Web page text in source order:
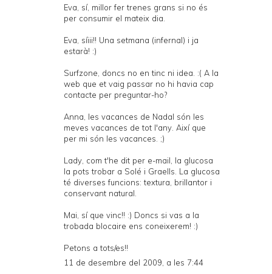
Eva, sí, millor fer trenes grans si no és
per consumir el mateix dia.
Eva, síiii!! Una setmana (infernal) i ja
estarà! :)
Surfzone, doncs no en tinc ni idea. :( A la
web que et vaig passar no hi havia cap
contacte per preguntar-ho?
Anna, les vacances de Nadal són les
meves vacances de tot l'any. Així que
per mi són les vacances. ;)
Lady, com t'he dit per e-mail, la glucosa
la pots trobar a Solé i Graells. La glucosa
té diverses funcions: textura, brillantor i
conservant natural.
Mai, sí que vinc!! :) Doncs si vas a la
trobada blocaire ens coneixerem! :)
Petons a tots/es!!
11 de desembre del 2009, a les 7:44